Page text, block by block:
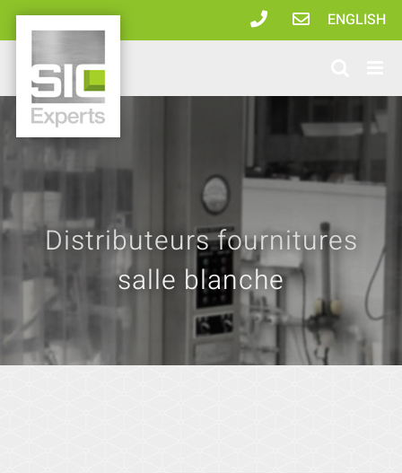
Passer
au
contenu
ENGLISH
Distributeurs fournitures
salle blanche